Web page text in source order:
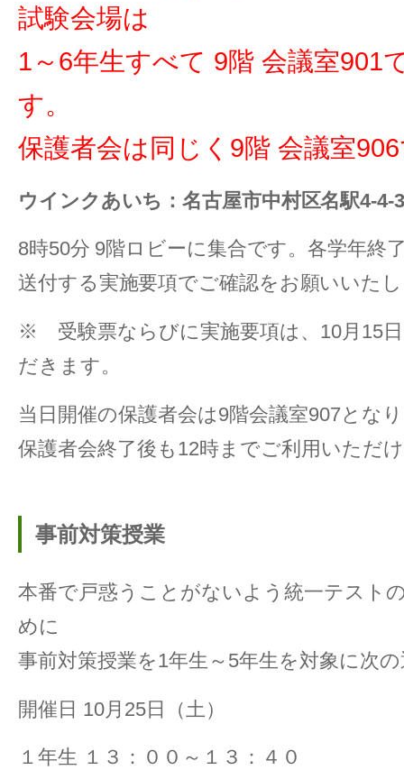
試験会場は
1～6年生すべて 9階 会議室901
す。
保護者会は同じく9階 会議室
ウインクあいち：名古屋市中村区名駅4-4-
8時50分 9階ロビーに集合です。各学年終
送付する実施要項でご確認をお願いいた
※ 受験票ならびに実施要項は、10月15
だきます。
当日開催の保護者会は9階会議室907とな
保護者会終了後も12時までご利用いただ
事前対策授業
本番で戸惑うことがないよう統一テスト
めに
事前対策授業を1年生～5年生を対象に次
開催日 10月25日（土）
１年生 １３：００～１３：４０